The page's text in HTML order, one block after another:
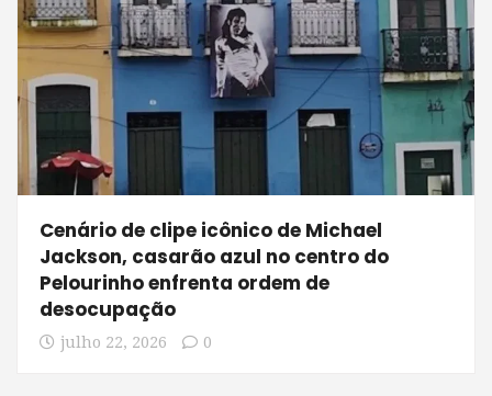
Cenário de clipe icônico de Michael
Jackson, casarão azul no centro do
Pelourinho enfrenta ordem de
desocupação
julho 22, 2026 0